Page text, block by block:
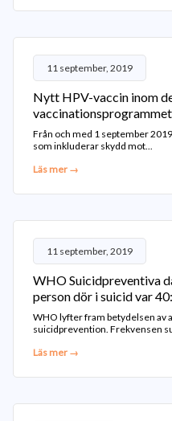
11 september, 2019
Nytt HPV-vaccin inom
vaccinationsprogrammet
Från och med 1 september
som inkluderar skydd mot...
Läs mer →
11 september, 2019
WHO Suicidpreventiva
person dör i suicid var
WHO lyfter fram betydelsen av
suicidprevention. Frekvensen
Läs mer →